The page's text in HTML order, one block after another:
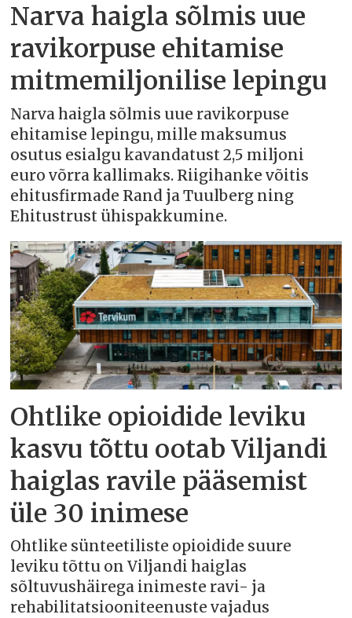
Narva haigla sõlmis uue
ravikorpuse ehitamise
mitmemiljonilise lepingu
Narva haigla sõlmis uue ravikorpuse
ehitamise lepingu, mille maksumus
osutus esialgu kavandatust 2,5 miljoni
euro võrra kallimaks. Riigihanke võitis
ehitusfirmade Rand ja Tuulberg ning
Ehitustrust ühispakkumine.
Ohtlike opioidide leviku
kasvu tõttu ootab Viljandi
haiglas ravile pääsemist
üle 30 inimese
Ohtlike sünteetiliste opioidide suure
leviku tõttu on Viljandi haiglas
sõltuvushäirega inimeste ravi- ja
rehabilitatsiooniteenuste vajadus